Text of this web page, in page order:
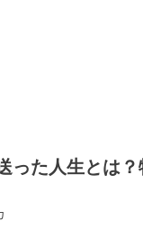
った人生とは？